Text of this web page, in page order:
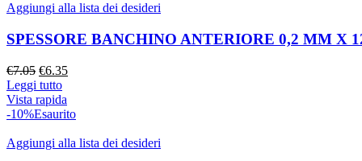
Aggiungi alla lista dei desideri
SPESSORE BANCHINO ANTERIORE 0,2 MM X
€7.05 Il
prezzo
originale
era:
€6.35Il
è:
Leggi tutto
Vista rapida
-10%Esaurito
Aggiungi alla lista dei desideri